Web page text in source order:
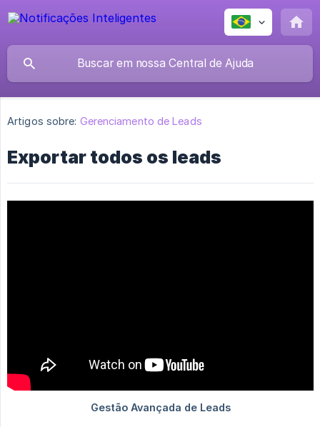
Artigos sobre: Gerenciamento de Leads
Exportar todos os leads